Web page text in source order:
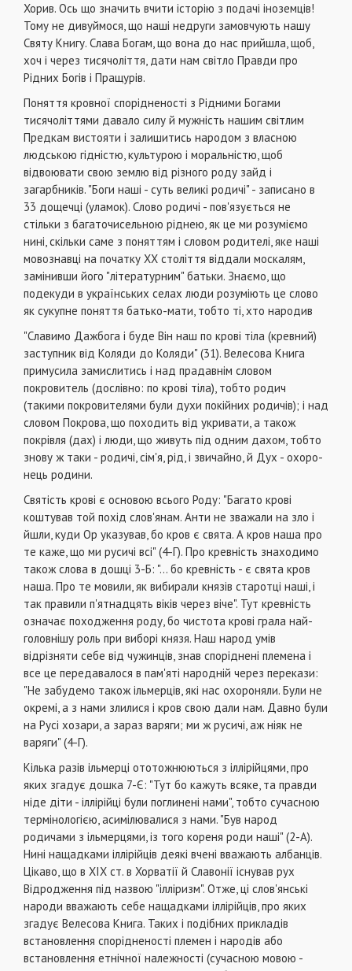
Хорив. Ось що значить вчити історію з подачі іноземців!
Тому не дивуймося, що наші недруги замовчують нашу
Святу Книгу. Слава Богам, що вона до нас прийшла, щоб,
хоч і через тисячоліття, дати нам світло Правди про
Рідних Богів і Пращурів.
Поняття кровної спорідненості з Рідними Богами
тисячоліттями давало силу й мужність нашим світлим
Предкам вистояти і залишитись народом з власною
людською гідністю, культурою і мораль­ністю, щоб
відвоювати свою землю від різного ро­ду зайд і
загарбників. "Боги наші - суть великі роди­чі" - записано в
33 дощечці (уламок). Слово родичі - пов'язується не
стільки з багаточисельною ріднею, як це ми розуміємо
нині, скільки саме з поняттям і словом родителі, яке наші
мовознавці на початку XX століття віддали москалям,
замінивши його "лі­тературним" батьки. Знаємо, що
подекуди в укра­їнських селах люди розуміють це слово
як сукупне поняття батько-мати, тобто ті, хто народив
"Славимо Дажбога і буде Він наш по крові тіла (кревний)
заступник від Коляди до Коляди" (31). Велесова Книга
примусила замислитись і над пра­давнім словом
покровитель (дослівно: по крові тіла), тобто родич
(такими покровителями були ду­хи покійних родичів); і над
словом Покрова, що походить від укривати, а також
покрівля (дах) і люди, що живуть під одним дахом, тобто
знову ж таки - родичі, сім'я, рід, і звичайно, й Дух - охоро­
нець родини.
Святість крові є основою всього Роду: "Багато крові
коштував той похід слов'янам. Анти не зва­жали на зло і
йшли, куди Ор указував, бо кров є свята. А кров наша про
те каже, що ми русичі всі" (4-Г). Про кревність знаходимо
також слова в дош­ці 3-Б: "... бо кревність - є свята кров
наша. Про те мовили, як вибирали князів старотці наші, і
так пра­вили п'ятнадцять віків через віче". Тут кревність
оз­начає походження роду, бо чистота крові грала най­
головнішу роль при виборі князя. Наш народ умів
відрізняти себе від чужинців, знав споріднені пле­мена і
все це передавалося в пам'яті народній че­рез перекази:
"Не забудемо також ільмерців, які нас охороняли. Були не
окремі, а з нами злилися і кров свою дали нам. Давно були
на Русі хозари, а зараз варяги; ми ж русичі, аж ніяк не
варяги" (4-Г).
Кілька разів ільмерці ототожнюються з іллірійцями, про
яких згадує дошка 7-Є: "Тут бо кажуть всяке, та правди
ніде діти - іллірійці були поглинені нами", тобто сучасною
термінологією, асимілювалися з нами. "Був народ
родичами з ільмерцями, із того кореня роди наші" (2-А).
Нині нащадками іллірійців деякі вчені вважають албанців.
Цікаво, що в XIX ст. в Хорватії й Славонії іс­нував рух
Відродження під назвою "ілліризм". От­же, ці слов'янські
народи вважають себе нащад­ками іллірійців, про яких
згадує Велесова Книга. Таких і подібних прикладів
встановлення спорід­неності племен і народів або
встановлення етніч­ної належності (сучасною мовою -